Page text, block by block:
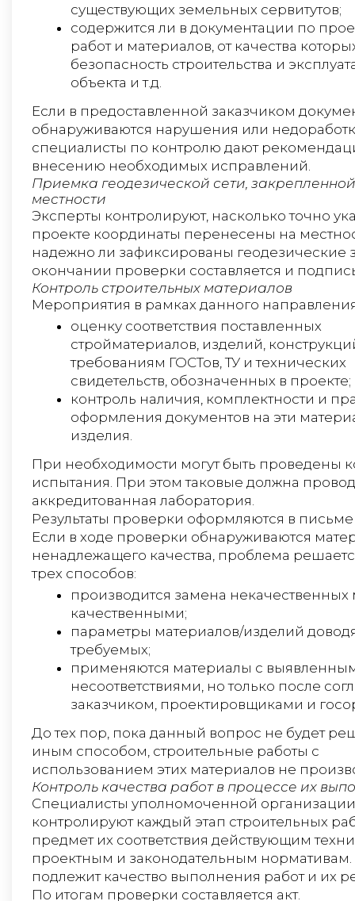
существующих земельных сервитутов;
содержится ли в документации по
работ и материалов, от качества
безопасность строительства и
объекта и т.д.
Если в предоставленной заказчиком
обнаруживаются нарушения или
специалисты по контролю дают
внесению необходимых исправлений.
Приемка геодезической сети,
местности
Эксперты контролируют, насколько точно
проекте координаты перенесены на
надежно ли зафиксированы геодезические
окончании проверки составляется и
Контроль строительных материалов
Мероприятия в рамках данного
оценку соответствия поставленных
стройматериалов, изделий,
требованиям ГОСТов, ТУ и технических
свидетельств, обозначенных в проекте;
контроль наличия, комплектности и
оформления документов на эти
изделия.
При необходимости могут быть проведены
испытания. При этом таковые должна
аккредитованная лаборатория.
Результаты проверки оформляются в
Если в ходе проверки обнаруживаются
ненадлежащего качества, проблема
трех способов:
производится замена некачественных
качественными;
параметры материалов/изделий
требуемых;
применяются материалы с
несоответствиями, но только после
заказчиком, проектировщиками и
До тех пор, пока данный вопрос не будет
иным способом, строительные работы с
использованием этих материалов не
Контроль качества работ в процессе их
Специалисты уполномоченной организации
контролируют каждый этап строительных
предмет их соответствия действующим
проектным и законодательным
подлежит качество выполнения работ и их
По итогам проверки составляется акт.